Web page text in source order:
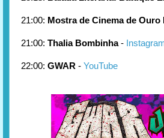
21:00: Mostra de Cinema de
21:00: Thalia Bombinha-
22:00: GWAR - YouTube